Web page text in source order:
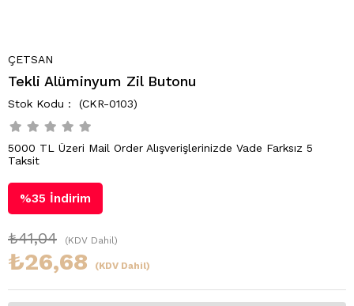
ÇETSAN
Tekli Alüminyum Zil Butonu
(CKR-0103)
5000 TL Üzeri Mail Order Alışverişlerinizde Vade Farksız 5
Taksit
%35 İndirim
₺41,04 (KDV Dahil)
₺26,68 (KDV Dahil)